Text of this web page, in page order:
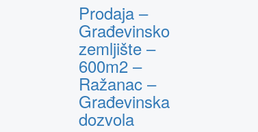
Prodaja –
Građevinsko
zemljište –
600m2 –
Ražanac –
Građevinska
dozvola